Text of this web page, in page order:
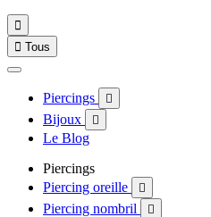

 Tous
Piercings 
Bijoux 
Le Blog
Piercings
Piercing oreille

Piercing nombril 